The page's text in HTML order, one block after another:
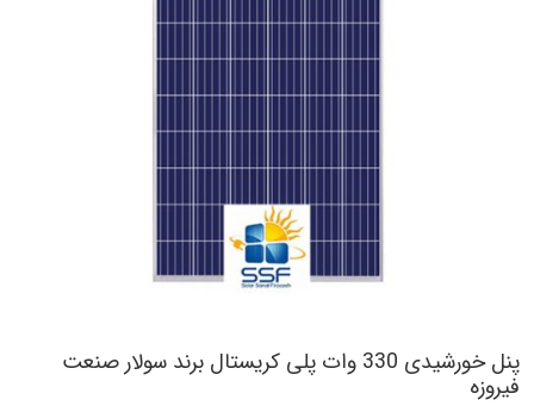
پنل خورشیدی 330 وات پلی کریستال برند سولار صنعت
فیروزه